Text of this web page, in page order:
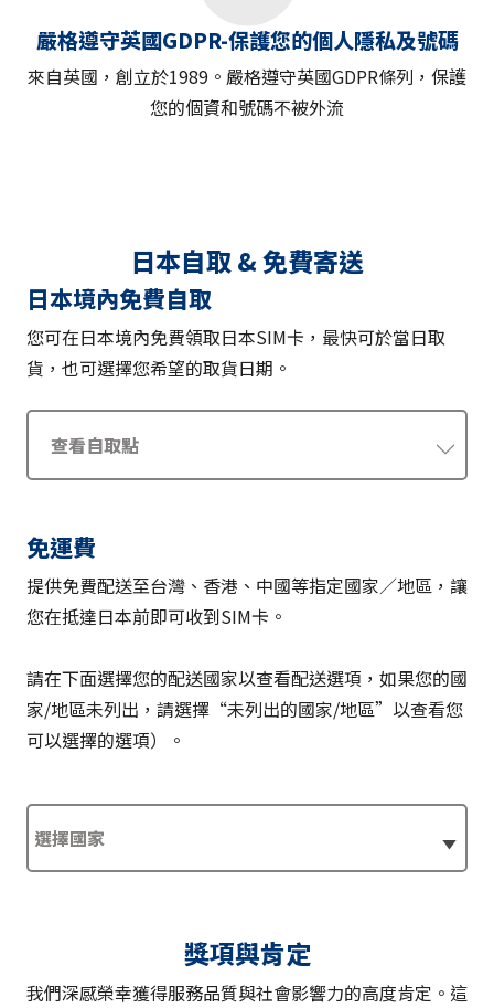
嚴格遵守英國GDPR-保護您的個人隱私及號碼
來自英國，創立於1989。嚴格遵守英國GDPR條列，保護
您的個資和號碼不被外流
日本自取 & 免費寄送
日本境內免費自取
您可在日本境內免費領取日本SIM卡，最快可於當日取
貨，也可選擇您希望的取貨日期。
查看自取點
免運費
提供免費配送至台灣、香港、中國等指定國家／地區，讓
您在抵達日本前即可收到SIM卡。
請在下面選擇您的配送國家以查看配送選項，如果您的國
家/地區未列出，請選擇“未列出的國家/地區”以查看您
可以選擇的選項）。
獎項與肯定
我們深感榮幸獲得服務品質與社會影響力的高度肯定。這